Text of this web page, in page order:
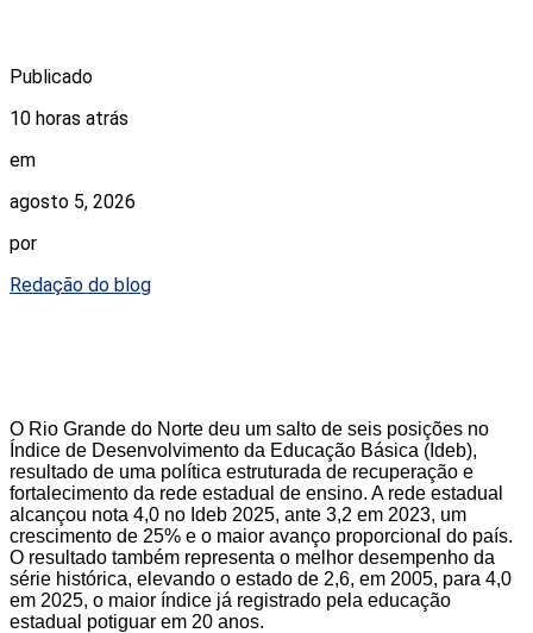
Publicado
10 horas atrás
em
agosto 5, 2026
por
Redação do blog
O Rio Grande do Norte deu um salto de seis posições no
Índice de Desenvolvimento da Educação Básica (Ideb),
resultado de uma política estruturada de recuperação e
fortalecimento da rede estadual de ensino. A rede estadual
alcançou nota 4,0 no Ideb 2025, ante 3,2 em 2023, um
crescimento de 25% e o maior avanço proporcional do país.
O resultado também representa o melhor desempenho da
série histórica, elevando o estado de 2,6, em 2005, para 4,0
em 2025, o maior índice já registrado pela educação
estadual potiguar em 20 anos.